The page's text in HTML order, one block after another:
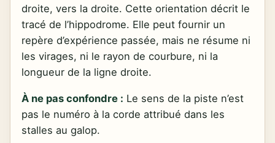
droite, vers la droite. Cette orientation décrit le
tracé de l’hippodrome. Elle peut fournir un
repère d’expérience passée, mais ne résume ni
les virages, ni le rayon de courbure, ni la
longueur de la ligne droite.
À ne pas confondre : Le sens de la piste n’est
pas le numéro à la corde attribué dans les
stalles au galop.